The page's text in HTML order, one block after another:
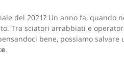
del 2021? Un anno fa, quando
Tra sciatori arrabbiati e
bene, possiamo
.